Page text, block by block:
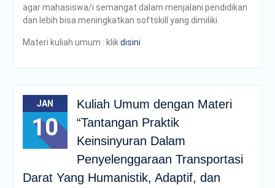
agar mahasiswa/i semangat dalam menjalani pendidikan
dan lebih bisa meningkatkan softskill yang dimiliki.
Materi kuliah umum : klikdisini
JAN
10
Kuliah Umum dengan Materi
“Tantangan Praktik
Keinsinyuran Dalam
Penyelenggaraan Transportasi
Darat Yang Humanistik, Adaptif, dan